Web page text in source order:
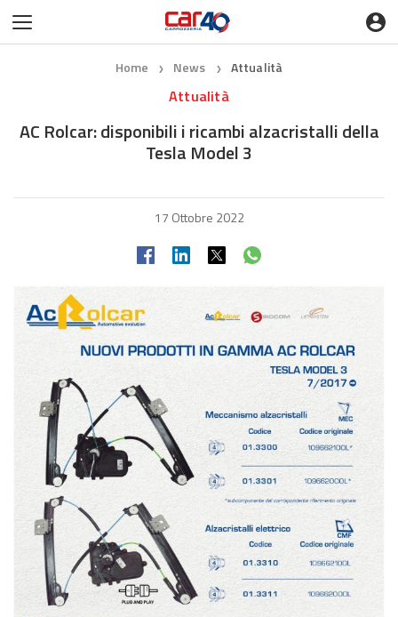
Home ❯ News ❯ Attualità
Attualità
AC Rolcar: disponibili i ricambi alzacristalli della
Tesla Model 3
17 Ottobre 2022